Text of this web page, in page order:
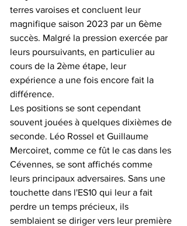
terres varoises et concluent leur
magnifique saison 2023 par un 6ème
succès. Malgré la pression exercée par
leurs poursuivants, en particulier au
cours de la 2ème étape, leur
expérience a une fois encore fait la
différence.
Les positions se sont cependant
souvent jouées à quelques dixièmes de
seconde. Léo Rossel et Guillaume
Mercoiret, comme ce fût le cas dans les
Cévennes, se sont affichés comme
leurs principaux adversaires. Sans une
touchette dans l'ES10 qui leur a fait
perdre un temps précieux, ils
semblaient se diriger vers leur première